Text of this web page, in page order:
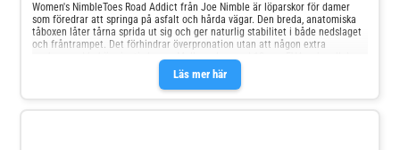
Läs mer här
Women's NimbleToes Road Addict från Joe Nimble är löparskor för damer
som föredrar att springa på asfalt och hårda vägar. Den breda, anatomiska
tåboxen låter tårna sprida ut sig och ger naturlig stabilitet i både nedslaget
och fråntrampet. Det förhindrar överpronation utan att någon extra
uppbyggnad behövs inuti skorna. Mellansulan med 10 mm EVA och noll drop
ger en perfekt balans mellan dämpning, flexibilitet och direkt
markkontaktYttersulan säkerställer ett ordentligt grepp på asfaltDen
stickade ovansidan i en sömlös design ventilerar ut